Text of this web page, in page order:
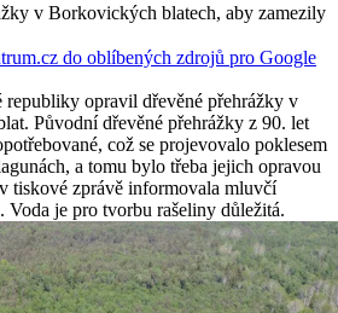
v Borkovických blatech, aby zamezily
do oblíbených zdrojů pro Google
republiky opravil dřevěné přehrážky v
Původní dřevěné přehrážky z 90. let
což se projevovalo poklesem
a tomu bylo třeba jejich opravou
tiskové zprávě informovala mluvčí
Voda je pro tvorbu rašeliny důležitá.